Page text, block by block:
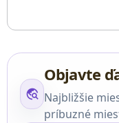
travel_explore
Objavte
Najbližšie
príbuzné